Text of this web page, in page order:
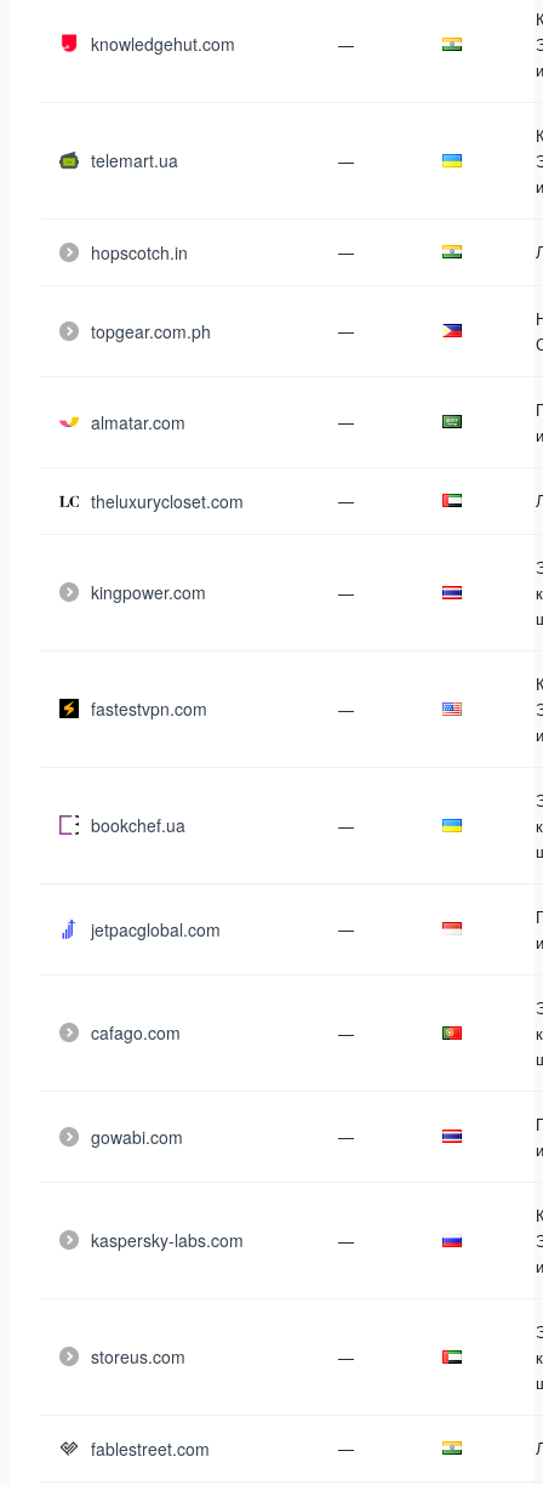
knowledgehut.com —
telemart.ua —
hopscotch.in —
topgear.com.ph —
almatar.com —
theluxurycloset.com —
kingpower.com —
fastestvpn.com —
bookchef.ua —
jetpacglobal.com —
cafago.com —
gowabi.com —
kaspersky-labs.com —
storeus.com —
fablestreet.com —